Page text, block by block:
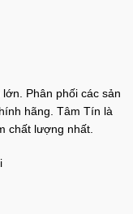
Phân phối các sản
hãng. Tâm Tín là
chất lượng nhất.